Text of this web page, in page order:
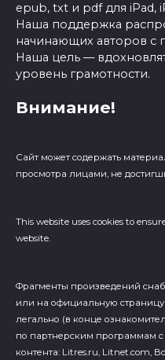
epub, txt и pdf для iPad,
Наша поддержка
начинающих авторов с
Наша цель —
уровень грамотности.
Внимание!
Сайт может содержать
просмотра лицами, не
This website uses cookies to
website.
Фрагменты произведений
или на официальную страницу
легально (в конце
по партнерским программам
контента: Litres.ru, Litnet.com,